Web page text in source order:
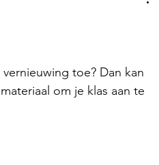
toe? Dan kan
om je klas aan te